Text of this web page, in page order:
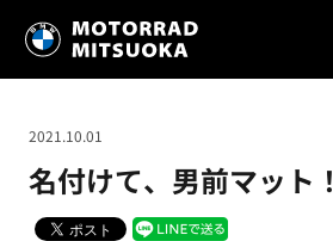
名付けて、男前マット！
2021.10.01